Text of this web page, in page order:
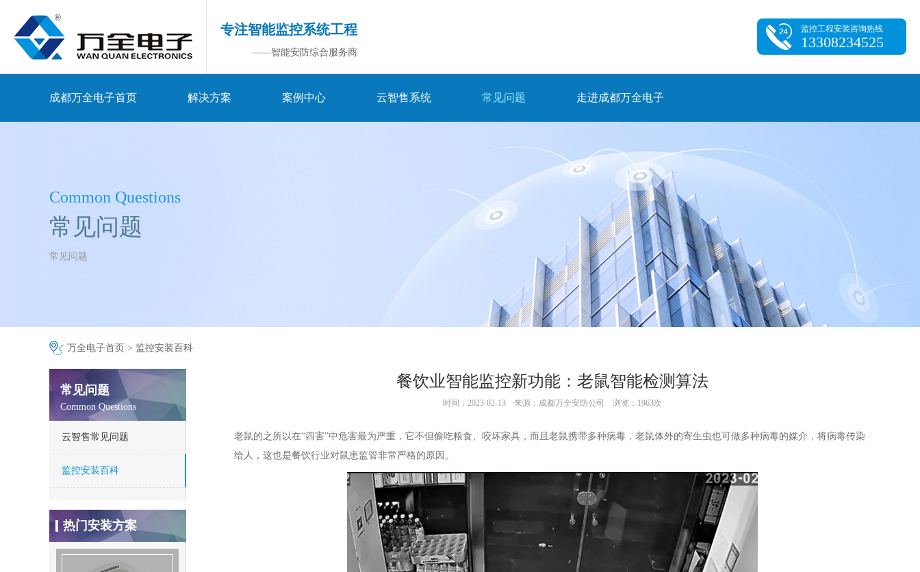
专注智能监控系统工程
——智能安防综合服务商
监控工程安装咨询热线
13308234525
成都万全电子首页 解决方案 案例中心 云智售系统 常见问题 走进成都万全电子
Common Questions
常见问题
常见问题
万全电子首页 > 监控安装百科
常见问题
Common Questions
云智售常见问题
监控安装百科
热门安装方案
别墅监控安装方案
连锁店监控安装方案
餐饮业智能监控新功能：老鼠智能检测算法
时间：2023-02-13 来源：成都万全安防公司 浏览：1963次
老鼠的之所以在“四害”中危害最为严重，它不但偷吃粮食、咬坏家具，而且老鼠携带多种病毒，老鼠体外的寄生虫也可做多种病毒的媒介，将病毒传染
给人，这也是餐饮行业对鼠患监管非常严格的原因。